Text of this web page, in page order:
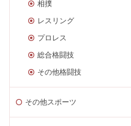
相撲
レスリング
プロレス
総合格闘技
その他格闘技
その他スポーツ